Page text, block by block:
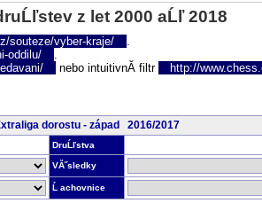
z let 2000 aĹľ 2018
souteze/vyber-kraje/
.
oddilu/
.
nebo intuitivnĂ­ filtr http://
dorostu - západ 2016/2017
DruĹľstva
VĂ˝sledky
Ĺ achovnice